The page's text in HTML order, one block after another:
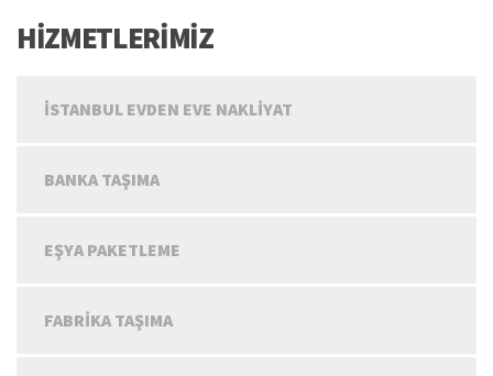
HİZMETLERİMİZ
İSTANBUL EVDEN EVE NAKLIYAT
BANKA TAŞIMA
EŞYA PAKETLEME
FABRIKA TAŞIMA